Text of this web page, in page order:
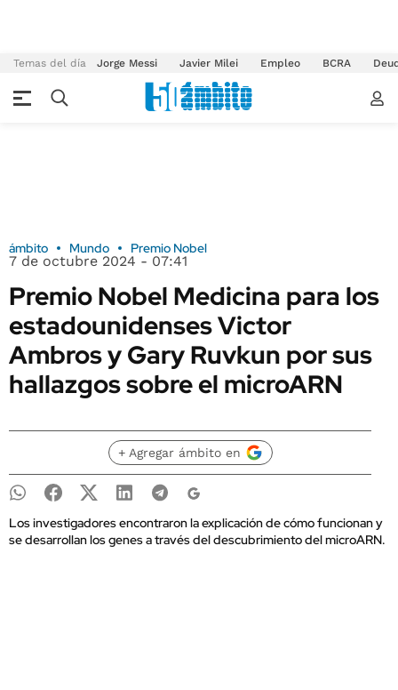
Temas del día Jorge Messi Javier Milei Empleo BCRA
ámbito Mundo Premio Nobel
7 de octubre 2024 - 07:41
Premio Nobel Medicina para los
estadounidenses Victor
Ambros y Gary Ruvkun por sus
hallazgos sobre el microARN
+ Agregar ámbito en
Los investigadores encontraron la explicación de cómo funcionan y
se desarrollan los genes a través del descubrimiento del microARN.